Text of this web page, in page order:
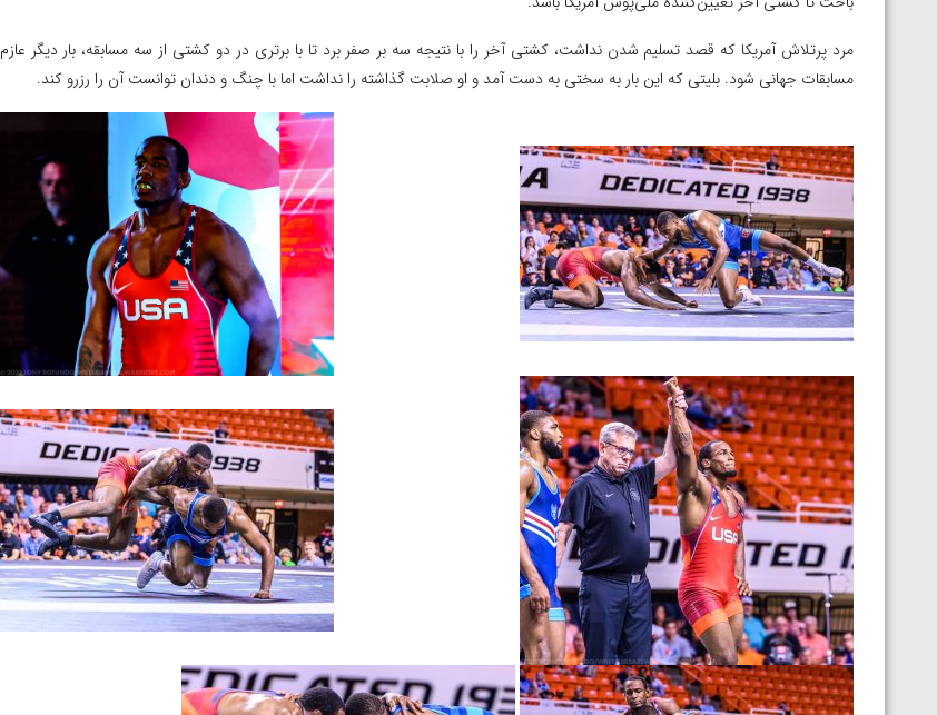
مرد پرتلاش آمریکا که قصد تسلیم شدن نداشت، کشتی آخر را با نتیجه سه بر صفر برد تا با برتری در دو کشتی از سه مسابقه، بار دیگر عازم
مسابقات جهانی شود. بلیتی که این بار به سختی به دست آمد و او صلابت گذاشته را نداشت اما با چنگ و دندان توانست آن را رزرو کند.